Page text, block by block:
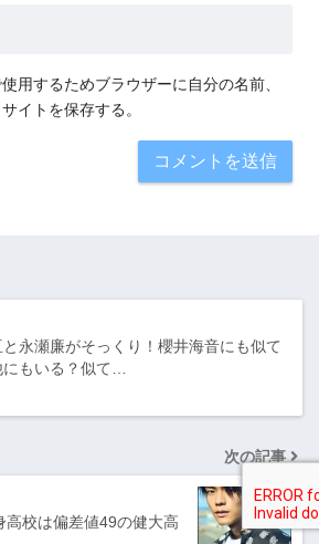
用するためブラウザーに自分の名前、
イトを保存する。
と永瀬廉がそっくり！櫻井海音にも似て
にもいる？似て…
次の記事
高校は偏差値49の健大高